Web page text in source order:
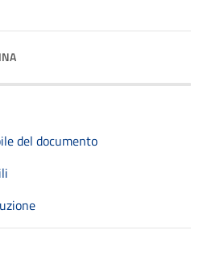
del documento